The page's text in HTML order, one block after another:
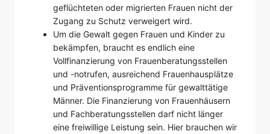
geflüchteten oder migrierten Frauen nicht der
Zugang zu Schutz verweigert wird.
Um die Gewalt gegen Frauen und Kinder zu
bekämpfen, braucht es endlich eine
Vollfinanzierung von Frauenberatungsstellen
und -notrufen, ausreichend Frauenhausplätze
und Präventionsprogramme für gewalttätige
Männer. Die Finanzierung von Frauenhäusern
und Fachberatungsstellen darf nicht länger
eine freiwillige Leistung sein. Hier brauchen wir